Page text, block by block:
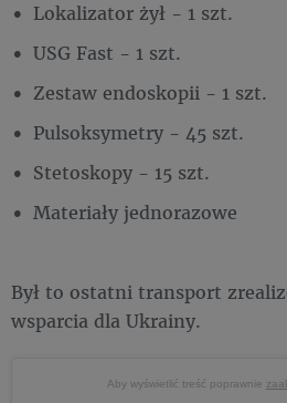
Lokalizator żył - 1 szt.
USG Fast - 1 szt.
Zestaw endoskopii - 1 szt.
Pulsoksymetry - 45 szt.
Stetoskopy - 15 szt.
Materiały jednorazowe
Był to ostatni transport
wsparcia dla Ukrainy.
Aby wyświetlić treść poprawnie